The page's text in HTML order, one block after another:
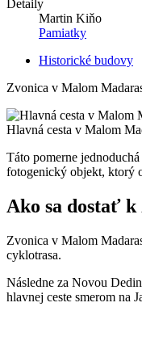
Detaily
Martin Kiňo
Pamiatky
Historické budovy
Zvonica v Malom
Hlavná cesta v Malom
Táto pomerne
fotogenický objekt, ktorý
Ako sa dostať
Zvonica v Malom
cyklotrasa.
Následne za Novou
hlavnej ceste smerom na